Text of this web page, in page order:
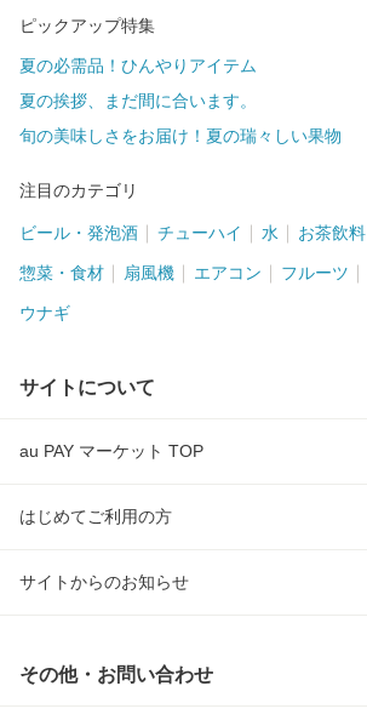
ピックアップ特集
夏の必需品！ひんやりアイテム
夏の挨拶、まだ間に合います。
旬の美味しさをお届け！夏の瑞々しい果物
注目のカテゴリ
ビール・発泡酒 チューハイ 水 お茶飲料
惣菜・食材 扇風機 エアコン フルーツ
ウナギ
サイトについて
au PAY マーケット TOP
はじめてご利用の方
サイトからのお知らせ
その他・お問い合わせ